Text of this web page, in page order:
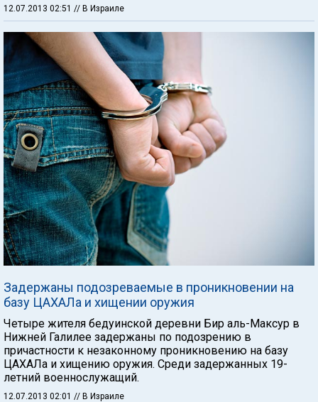
12.07.2013 02:51 // В Израиле
Задержаны подозреваемые в проникновении на
базу ЦАХАЛа и хищении оружия
Четыре жителя бедуинской деревни Бир аль-Максур в
Нижней Галилее задержаны по подозрению в
причастности к незаконному проникновению на базу
ЦАХАЛа и хищению оружия. Среди задержанных 19-
летний военнослужащий.
12.07.2013 02:01 // В Израиле